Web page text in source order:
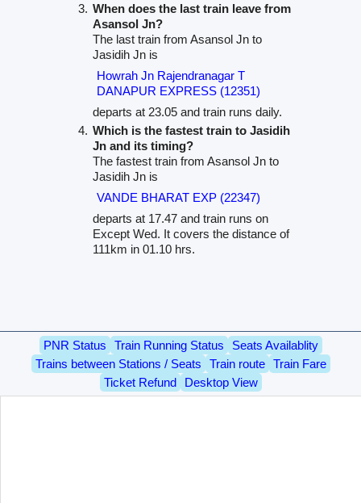
When does the last train leave from
Asansol Jn?
The last train from Asansol Jn to
Jasidih Jn is
Howrah Jn Rajendranagar T
DANAPUR EXPRESS (12351)
departs at 23.05 and train runs daily.
Which is the fastest train to Jasidih
Jn and its timing?
The fastest train from Asansol Jn to
Jasidih Jn is
VANDE BHARAT EXP (22347)
departs at 17.47 and train runs on
Except Wed. It covers the distance of
111km in 01.10 hrs.
PNR Status Train Running Status
Seats Availablity
Trains between Stations / Seats
Train route
Train Fare
Ticket Refund
Desktop View